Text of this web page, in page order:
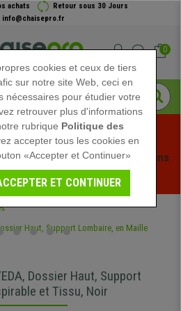
achats
Retour sous 30 Jours
info@chaisepro.fr
0
chez Chaisepro ! Des réductions
durée limitée - Voir l'offre
Dossier Haut, Support
et Tissu, Noir
cookies et ceux de tiers
sur notre site Web, ceci en
nécessaires pour étudier votre
retrouver plus d'informations
rubrique Politique des
accepter tous les cookies en
«Accepter et Continuer»
ET CONTINUER